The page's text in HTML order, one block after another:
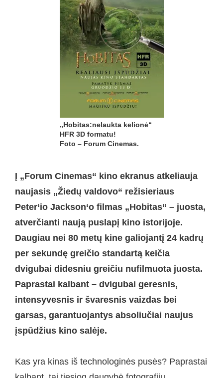
„Hobitas:nelaukta kelionė“
HFR 3D formatu!
Foto – Forum Cinemas.
Į „Forum Cinemas“ kino ekranus atkeliauja
naujasis „Žiedų valdovo“ režisieriaus
Peter‘io Jackson‘o filmas „Hobitas“ – juosta,
atverčianti naują puslapį kino istorijoje.
Daugiau nei 80 metų kine galiojantį 24 kadrų
per sekundę greičio standartą keičia
dvigubai didesniu greičiu nufilmuota juosta.
Paprastai kalbant – dvigubai geresnis,
intensyvesnis ir švaresnis vaizdas bei
garsas, garantuojantys absoliučiai naujus
įspūdžius kino salėje.
Kas yra kinas iš technologinės pusės? Paprastai